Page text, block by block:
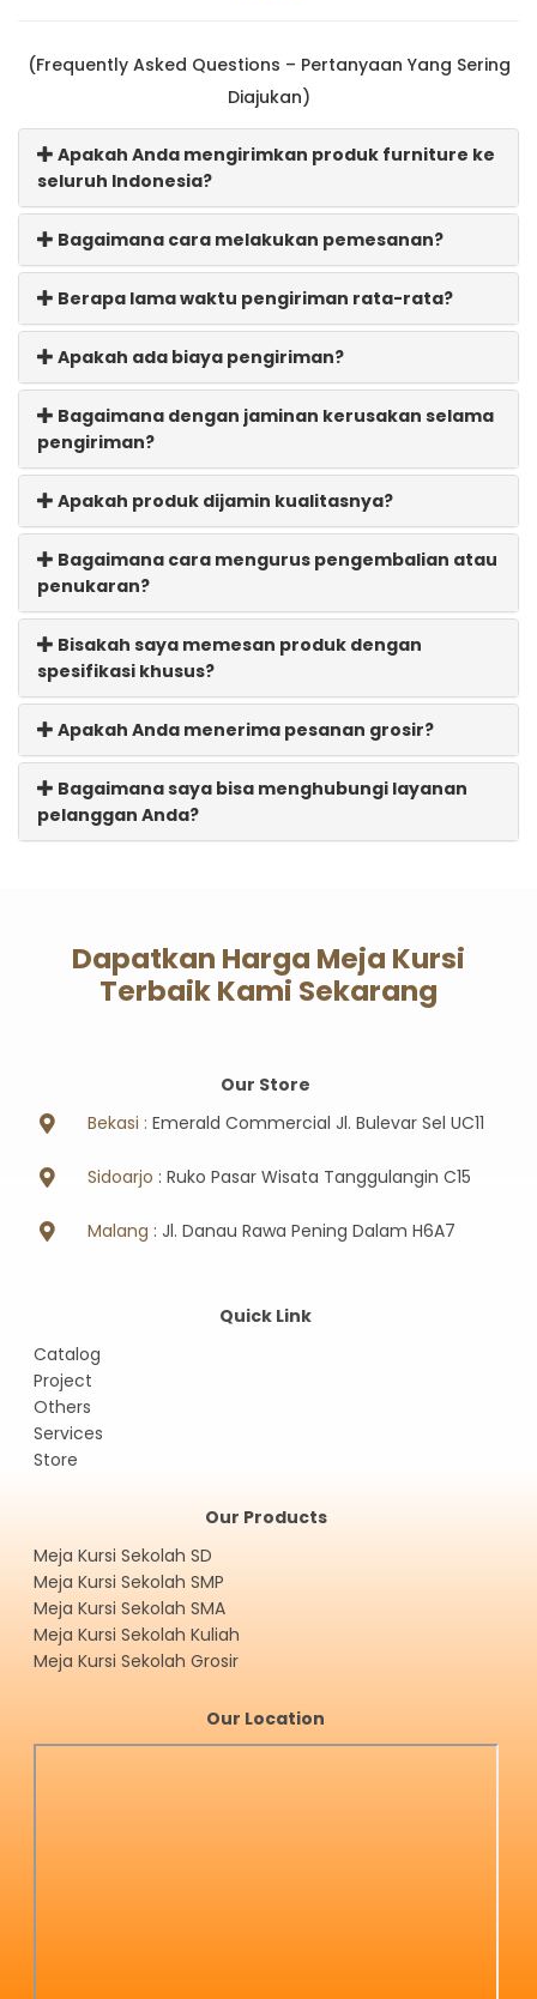
(Frequently Asked Questions – Pertanyaan Yang Sering
Diajukan)
Apakah Anda mengirimkan produk furniture ke
seluruh Indonesia?
Bagaimana cara melakukan pemesanan?
Berapa lama waktu pengiriman rata-rata?
Apakah ada biaya pengiriman?
Bagaimana dengan jaminan kerusakan selama
pengiriman?
Apakah produk dijamin kualitasnya?
Bagaimana cara mengurus pengembalian atau
penukaran?
Bisakah saya memesan produk dengan
spesifikasi khusus?
Apakah Anda menerima pesanan grosir?
Bagaimana saya bisa menghubungi layanan
pelanggan Anda?
Dapatkan Harga Meja Kursi
Terbaik Kami Sekarang
Our Store
Bekasi : Emerald Commercial Jl. Bulevar Sel UC11
Sidoarjo : Ruko Pasar Wisata Tanggulangin C15
Malang : Jl. Danau Rawa Pening Dalam H6A7
Quick Link
Catalog
Project
Others
Services
Store
Our Products
Meja Kursi Sekolah SD
Meja Kursi Sekolah SMP
Meja Kursi Sekolah SMA
Meja Kursi Sekolah Kuliah
Meja Kursi Sekolah Grosir
Our Location